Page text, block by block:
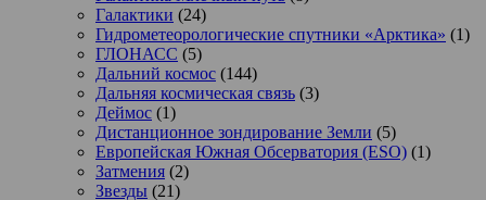
Галактики (24)
Гидрометеорологические спутники «Арктика» (1)
ГЛОНАСС (5)
Дальний космос (144)
Дальняя космическая связь (3)
Деймос (1)
Дистанционное зондирование Земли (5)
Европейская Южная Обсерватория (ESO) (1)
Затмения (2)
Звезды (21)